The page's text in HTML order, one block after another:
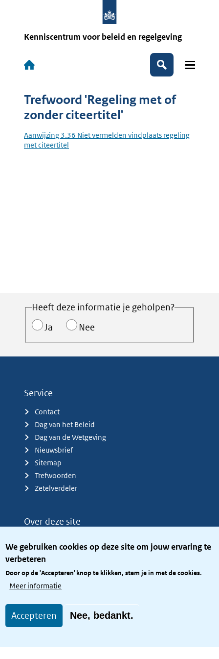
We gebruiken cookies op deze site om jouw ervaring te
verbeteren
Door op de 'Accepteren' knop te klikken, stem je in met de cookies.
Meer informatie
Accepteren Nee, bedankt.
Kenniscentrum voor beleid en regelgeving
Hoofdnavigatie
Zoeken
Trefwoord 'Regeling met of
zonder citeertitel'
Aanwijzing 3.36 Niet vermelden vindplaats regeling
met citeertitel
Heeft deze informatie je geholpen?
Ja
Nee
Service
Contact
Dag van het Beleid
Dag van de Wetgeving
Nieuwsbrief
Sitemap
Trefwoorden
Zetelverdeler
Over deze site
Privacy
Toegang site openbaar
Toegankelijkheid